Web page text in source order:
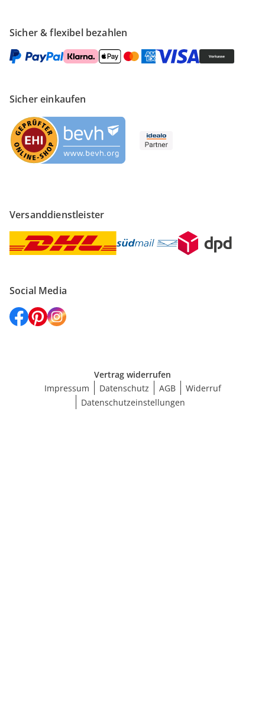
Sicher & flexibel bezahlen
Sicher einkaufen
Versanddienstleister
Social Media
Vertrag widerrufen
Impressum
Datenschutz AGB
Widerruf
Datenschutzeinstellungen